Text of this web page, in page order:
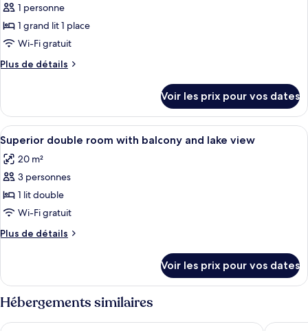
view)
ce
type
de
chambre :
Chambre
balcon,
vue
lac
1 personne
1 grand lit 1 place
Wi-Fi gratuit
Plus de détails
Plus
le
type
de
chambre
Chambre
Simple
balcon,
vue
Voir les prix pour vos dates
Afficher
toutes
les
photos
pour
ce
type
de
Superior
double
room
with
Literie hypoallergénique, minibar,
5
Superior double room with balcony and lake view
20 m²
3 personnes
1 lit double
Wi-Fi gratuit
Plus de détails
Plus
le
type
de
Voir les prix pour vos dates
Hébergements similaires